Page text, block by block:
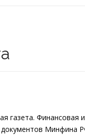
газета. Финансовая
Минфина